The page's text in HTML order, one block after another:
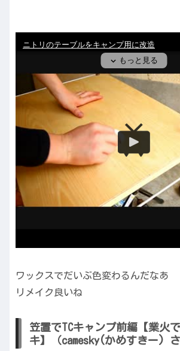
ワックスでだいぶ色変わるんだなあ
リメイク良いね
笠置でTCキャンプ前編【業火
キ】（camesky(かめすきー) さ